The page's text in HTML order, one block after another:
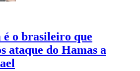
é o brasileiro que
ataque do Hamas a